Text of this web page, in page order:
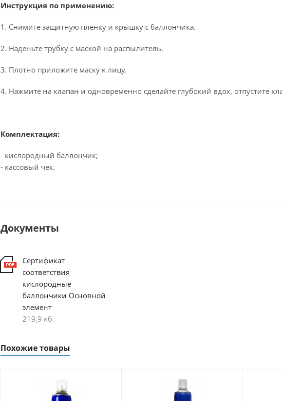
Инструкция по применению:
1. Снимите защитную пленку и крышку с баллончика.
2. Наденьте трубку с маской на распылитель.
3. Плотно приложите маску к лицу.
4. Нажмите на клапан и одновременно сделайте глубокий вдох, отпустите
Комплектация:
- кислородный баллончик;
- кассовый чек.
Документы
Сертификат
соответствия
кислородные
баллончики Основной
элемент
219,9 кб
Похожие товары